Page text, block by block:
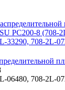
06480, 708-2L-